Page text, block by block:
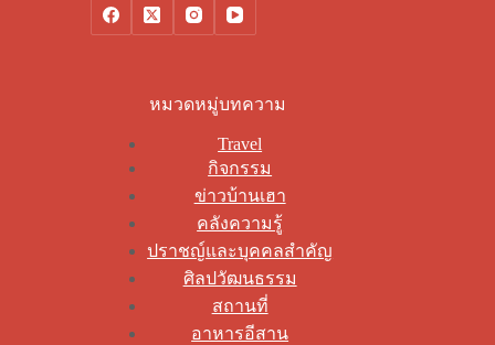
หมวดหมู่บทความ
Travel
กิจกรรม
ข่าวบ้านเฮา
คลังความรู้
ปราชญ์และบุคคลสำคัญ
ศิลปวัฒนธรรม
สถานที่
อาหารอีสาน